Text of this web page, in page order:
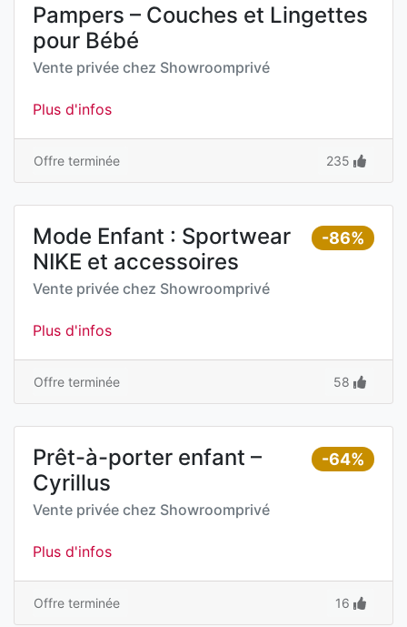
Pampers – Couches et Lingettes
pour Bébé
Vente privée chez Showroomprivé
Plus d'infos
Offre terminée 235
-86%
Mode Enfant : Sportwear
NIKE et accessoires
Vente privée chez Showroomprivé
Plus d'infos
Offre terminée 58
-64%
Prêt-à-porter enfant –
Cyrillus
Vente privée chez Showroomprivé
Plus d'infos
Offre terminée 16